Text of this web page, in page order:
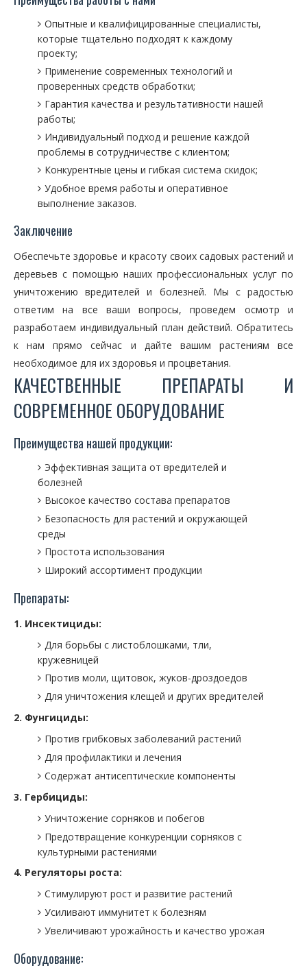
Опытные и квалифицированные специалисты,
которые тщательно подходят к каждому
проекту;
Применение современных технологий и
проверенных средств обработки;
Гарантия качества и результативности нашей
работы;
Индивидуальный подход и решение каждой
проблемы в сотрудничестве с клиентом;
Конкурентные цены и гибкая система скидок;
Удобное время работы и оперативное
выполнение заказов.
Заключение
Обеспечьте здоровье и красоту своих садовых растений и
деревьев с помощью наших профессиональных услуг по
уничтожению вредителей и болезней. Мы с радостью
ответим на все ваши вопросы, проведем осмотр и
разработаем индивидуальный план действий. Обратитесь
к нам прямо сейчас и дайте вашим растениям все
необходимое для их здоровья и процветания.
КАЧЕСТВЕННЫЕ ПРЕПАРАТЫ И
СОВРЕМЕННОЕ ОБОРУДОВАНИЕ
Преимущества нашей продукции:
Эффективная защита от вредителей и
болезней
Высокое качество состава препаратов
Безопасность для растений и окружающей
среды
Простота использования
Широкий ассортимент продукции
Препараты:
1. Инсектициды:
Для борьбы с листоблошками, тли,
кружевницей
Против моли, щитовок, жуков-дроздоедов
Для уничтожения клещей и других вредителей
2. Фунгициды:
Против грибковых заболеваний растений
Для профилактики и лечения
Содержат антисептические компоненты
3. Гербициды:
Уничтожение сорняков и побегов
Предотвращение конкуренции сорняков с
культурными растениями
4. Регуляторы роста:
Стимулируют рост и развитие растений
Усиливают иммунитет к болезням
Увеличивают урожайность и качество урожая
Оборудование: